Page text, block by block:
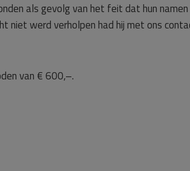
als gevolg van het feit dat hun
niet werd verholpen had hij met ons
van € 600,–.